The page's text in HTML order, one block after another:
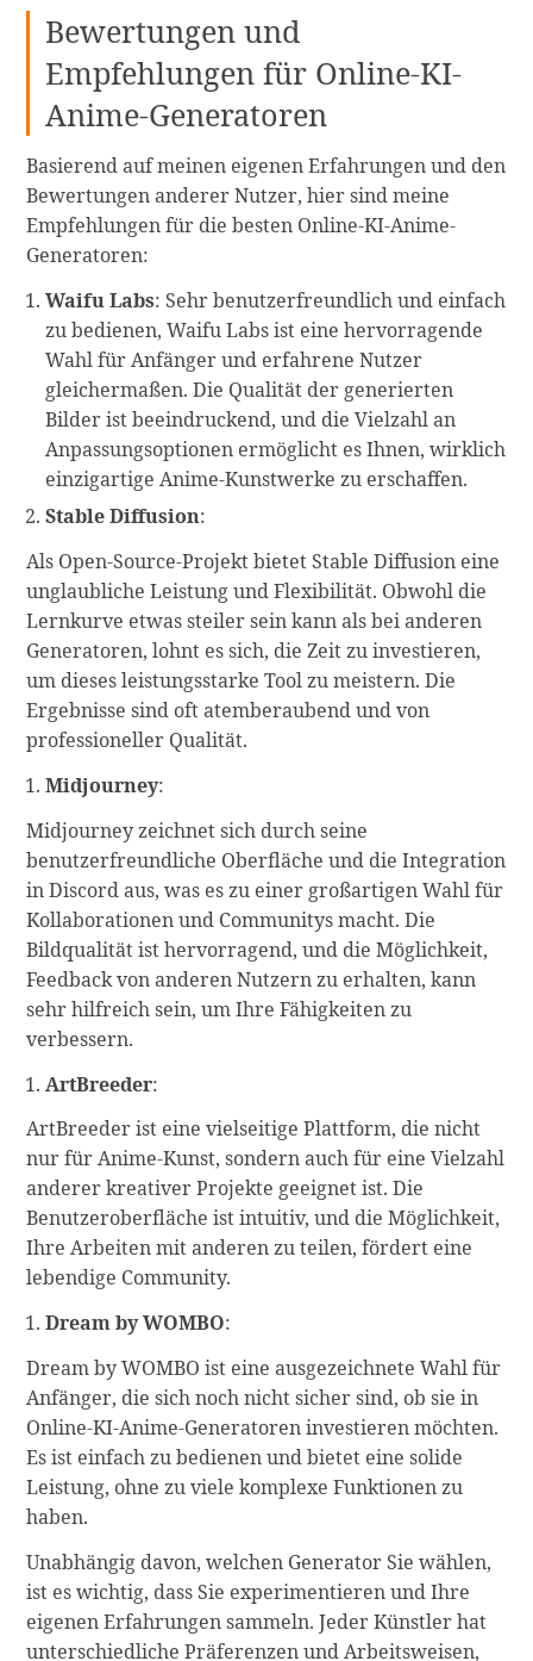
Bewertungen und
Empfehlungen für Online-KI-
Anime-Generatoren
Basierend auf meinen eigenen Erfahrungen und den
Bewertungen anderer Nutzer, hier sind meine
Empfehlungen für die besten Online-KI-Anime-
Generatoren:
Waifu Labs: Sehr benutzerfreundlich und einfach
zu bedienen, Waifu Labs ist eine hervorragende
Wahl für Anfänger und erfahrene Nutzer
gleichermaßen. Die Qualität der generierten
Bilder ist beeindruckend, und die Vielzahl an
Anpassungsoptionen ermöglicht es Ihnen, wirklich
einzigartige Anime-Kunstwerke zu erschaffen.
Stable Diffusion:
Als Open-Source-Projekt bietet Stable Diffusion eine
unglaubliche Leistung und Flexibilität. Obwohl die
Lernkurve etwas steiler sein kann als bei anderen
Generatoren, lohnt es sich, die Zeit zu investieren,
um dieses leistungsstarke Tool zu meistern. Die
Ergebnisse sind oft atemberaubend und von
professioneller Qualität.
Midjourney:
Midjourney zeichnet sich durch seine
benutzerfreundliche Oberfläche und die Integration
in Discord aus, was es zu einer großartigen Wahl für
Kollaborationen und Communitys macht. Die
Bildqualität ist hervorragend, und die Möglichkeit,
Feedback von anderen Nutzern zu erhalten, kann
sehr hilfreich sein, um Ihre Fähigkeiten zu
verbessern.
ArtBreeder:
ArtBreeder ist eine vielseitige Plattform, die nicht
nur für Anime-Kunst, sondern auch für eine Vielzahl
anderer kreativer Projekte geeignet ist. Die
Benutzeroberfläche ist intuitiv, und die Möglichkeit,
Ihre Arbeiten mit anderen zu teilen, fördert eine
lebendige Community.
Dream by WOMBO:
Dream by WOMBO ist eine ausgezeichnete Wahl für
Anfänger, die sich noch nicht sicher sind, ob sie in
Online-KI-Anime-Generatoren investieren möchten.
Es ist einfach zu bedienen und bietet eine solide
Leistung, ohne zu viele komplexe Funktionen zu
haben.
Unabhängig davon, welchen Generator Sie wählen,
ist es wichtig, dass Sie experimentieren und Ihre
eigenen Erfahrungen sammeln. Jeder Künstler hat
unterschiedliche Präferenzen und Arbeitsweisen,